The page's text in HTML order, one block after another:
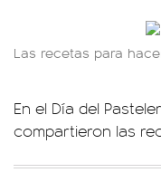
Las recetas para
En el Día del
compartieron las